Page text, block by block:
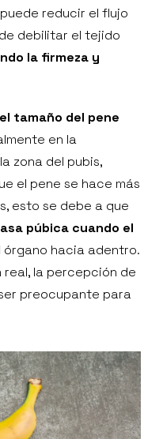
reducir el flujo
debilitar el tejido
la firmeza y
tamaño del pene
en la
zona del pubis,
el pene se hace más
esto se debe a que
púbica cuando el
órgano hacia adentro.
real, la percepción de
preocupante para